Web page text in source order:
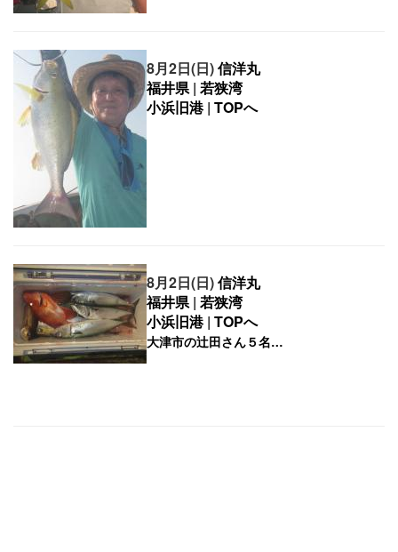
8月2日(日)信洋丸
福井県| 若狭湾
小浜旧港| TOPへ
8月2日(日)信洋丸
福井県| 若狭湾
小浜旧港| TOPへ